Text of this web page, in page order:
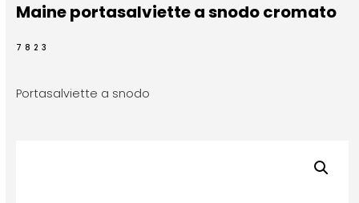
Maine portasalviette a snodo cromato
7823
Portasalviette a snodo